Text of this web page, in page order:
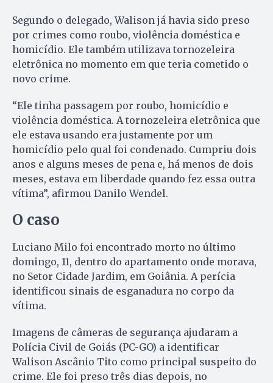
Segundo o delegado, Walison já havia sido preso
por crimes como roubo, violência doméstica e
homicídio. Ele também utilizava tornozeleira
eletrônica no momento em que teria cometido o
novo crime.
“Ele tinha passagem por roubo, homicídio e
violência doméstica. A tornozeleira eletrônica que
ele estava usando era justamente por um
homicídio pelo qual foi condenado. Cumpriu dois
anos e alguns meses de pena e, há menos de dois
meses, estava em liberdade quando fez essa outra
vítima”, afirmou Danilo Wendel.
O caso
Luciano Milo foi encontrado morto no último
domingo, 11, dentro do apartamento onde morava,
no Setor Cidade Jardim, em Goiânia. A perícia
identificou sinais de esganadura no corpo da
vítima.
Imagens de câmeras de segurança ajudaram a
Polícia Civil de Goiás (PC-GO) a identificar
Walison Ascânio Tito como principal suspeito do
crime. Ele foi preso três dias depois, no